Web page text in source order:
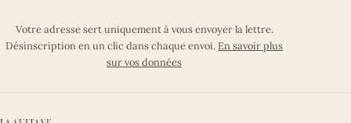
Votre adresse sert uniquement à vous envoyer la lettre.
Désinscription en un clic dans chaque envoi.En savoir plus
sur vos données